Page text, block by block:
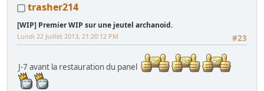
trasher214
[WIP] Premier WIP sur une jeutel archanoid.
#23
Lundi 22 Juillet 2013, 21:20:12 PM
J-7 avant la restauration du panel